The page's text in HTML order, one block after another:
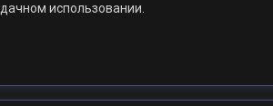
использовании.